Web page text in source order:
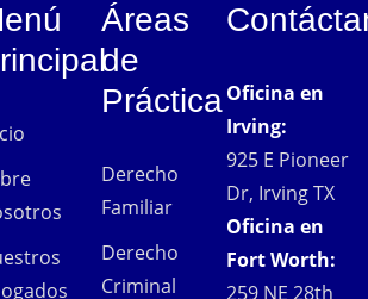
Áreas
de
Práctica
Derecho
Familiar
Derecho
Criminal
Oficina en
Irving:
925 E Pioneer
Dr, Irving TX
Oficina en
Fort Worth:
259 NE 28th